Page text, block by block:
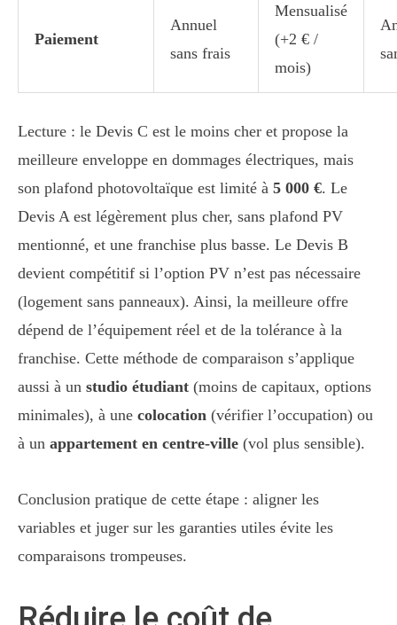
Paiement
Annuel
sans frais
Mensualisé
(+2 € /
mois)
Lecture : le Devis C est le moins cher et propose la
meilleure enveloppe en dommages électriques, mais
son plafond photovoltaïque est limité à 5 000 €. Le
Devis A est légèrement plus cher, sans plafond PV
mentionné, et une franchise plus basse. Le Devis B
devient compétitif si l’option PV n’est pas nécessaire
(logement sans panneaux). Ainsi, la meilleure offre
dépend de l’équipement réel et de la tolérance à la
franchise. Cette méthode de comparaison s’applique
aussi à un studio étudiant (moins de capitaux, options
minimales), à une colocation (vérifier l’occupation) ou
à un appartement en centre-ville (vol plus sensible).
Conclusion pratique de cette étape : aligner les
variables et juger sur les garanties utiles évite les
comparaisons trompeuses.